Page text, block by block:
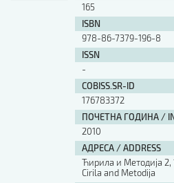
165
ISBN
978-86-7379-196-8
ISSN
-
COBISS.SR-ID
176783372
ПОЧЕТНА ГОДИНА /
2010
АДРЕСА / ADDRESS
Ћирила и Методија
Cirila and Metodija